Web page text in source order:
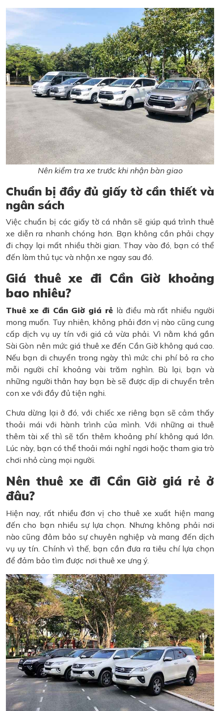
Nên kiểm tra xe trước khi nhận bàn giao
Chuẩn bị đầy đủ giấy tờ cần thiết và
ngân sách
Việc chuẩn bị các giấy tờ cá nhân sẽ giúp quá trình thuê
xe diễn ra nhanh chóng hơn. Bạn không cần phải chạy
đi chạy lại mất nhiều thời gian. Thay vào đó, bạn có thể
đến làm thủ tục và nhận xe ngay sau đó.
Giá thuê xe đi Cần Giờ khoảng
bao nhiêu?
Thuê xe đi Cần Giờ giá rẻ là điều mà rất nhiều người
mong muốn. Tuy nhiên, không phải đơn vị nào cũng cung
cấp dịch vụ uy tín với giá cả vừa phải. Vì nằm khá gần
Sài Gòn nên mức giá thuê xe đến Cần Giờ không quá cao.
Nếu bạn di chuyển trong ngày thì mức chi phí bỏ ra cho
mỗi người chỉ khoảng vài trăm nghìn. Bù lại, bạn và
những người thân hay bạn bè sẽ được dịp di chuyển trên
con xe với đầy đủ tiện nghi.
Chưa dừng lại ở đó, với chiếc xe riêng bạn sẽ cảm thấy
thoải mái với hành trình của mình. Với những ai thuê
thêm tài xế thì sẽ tốn thêm khoảng phí không quá lớn.
Lúc này, bạn có thể thoải mái nghỉ ngơi hoặc tham gia trò
chơi nhỏ cùng mọi người.
Nên thuê xe đi Cần Giờ giá rẻ ở
đâu?
Hiện nay, rất nhiều đơn vị cho thuê xe xuất hiện mang
đến cho bạn nhiều sự lựa chọn. Nhưng không phải nơi
nào cũng đảm bảo sự chuyên nghiệp và mang đến dịch
vụ uy tín. Chính vì thế, bạn cần đưa ra tiêu chí lựa chọn
để đảm bảo tìm được nơi thuê xe ưng ý.